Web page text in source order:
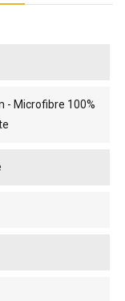
- Microfibre 100%